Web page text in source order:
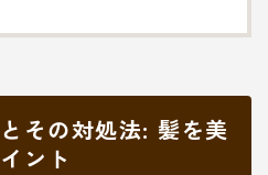
その対処法: 髪を美
ント